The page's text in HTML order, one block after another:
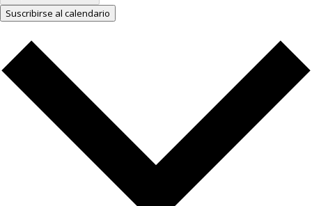
Suscribirse al calendario